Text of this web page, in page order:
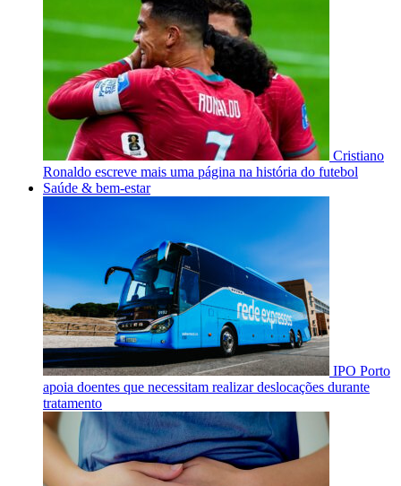
Cristiano
Ronaldo escreve mais uma página na história do futebol
Saúde & bem-estar
IPO Porto
apoia doentes que necessitam realizar deslocações durante
tratamento